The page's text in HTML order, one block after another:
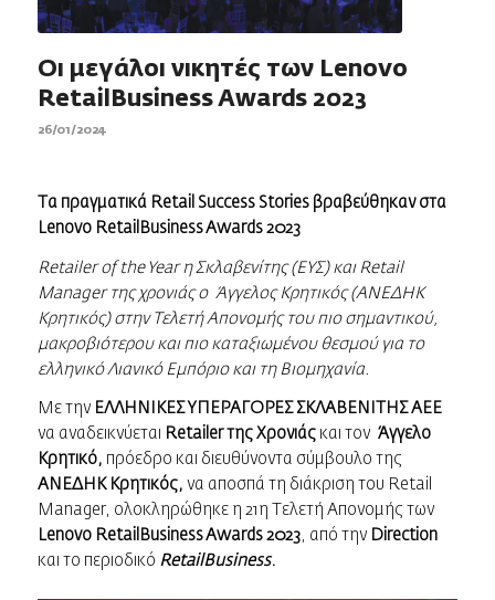
Οι μεγάλοι νικητές των Lenovo
RetailBusiness Awards 2023
26/01/2024
Ταπραγματικά Retail Success Stories βραβεύθηκανστα
Lenovo RetailBusiness Awards 2023
Retailer of the Year η Σκλαβενίτης (ΕΥΣ) και Retail
Manager της χρονιάς ο Άγγελος Κρητικός (ΑΝΕΔΗΚ
Κρητικός) στην Τελετή Απονομής του πιο σημαντικού,
μακροβιότερου και πιο καταξιωμένου θεσμού για το
ελληνικό Λιανικό Εμπόριο και τη Βιομηχανία.
Με την ΕΛΛΗΝΙΚΕΣ ΥΠΕΡΑΓΟΡΕΣ ΣΚΛΑΒΕΝΙΤΗΣ ΑΕΕ
να αναδεικνύεται Retailer της Χρονιάςκαι τον Άγγελο
Κρητικό, πρόεδρο και διευθύνοντα σύμβουλο της
ΑΝΕΔΗΚ Κρητικός, να αποσπά τη διάκριση του Retail
Manager, ολοκληρώθηκε η 21η Τελετή Απονομής των
Lenovo RetailBusiness Awards 2023, από την Direction
και το περιοδικό RetailBusiness.